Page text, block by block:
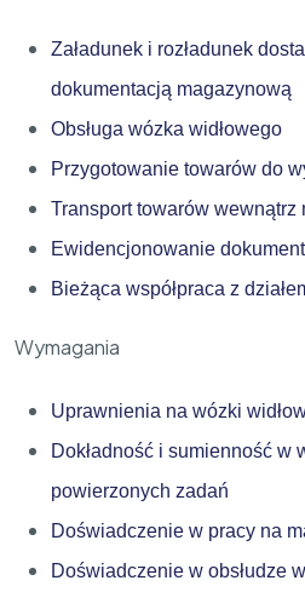
Załadunek i rozładunek
dokumentacją magazynową
Obsługa wózka widłowego
Przygotowanie towarów do
Transport towarów wewnątrz
Ewidencjonowanie
Bieżąca współpraca z
Wymagania
Uprawnienia na wózki
Dokładność i sumienność w
powierzonych zadań
Doświadczenie w pracy na
Doświadczenie w obsłudze